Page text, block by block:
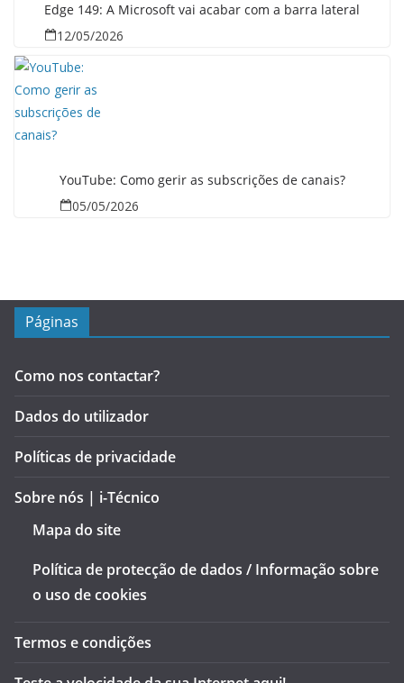
Edge 149: A Microsoft vai acabar com a barra lateral
12/05/2026
YouTube: Como gerir as subscrições de canais?
05/05/2026
Páginas
Como nos contactar?
Dados do utilizador
Políticas de privacidade
Sobre nós | i-Técnico
Mapa do site
Política de protecção de dados / Informação sobre
o uso de cookies
Termos e condições